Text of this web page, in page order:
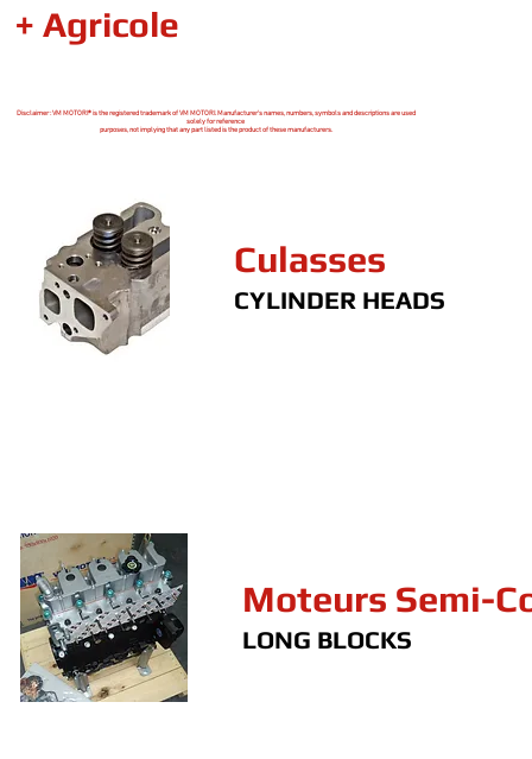
+ Agricole
Disclaimer : VM MOTORI® is the registered trademark of VM MOTORI. Manufacturer's names, numbers, symbols and descriptions are used
solely for reference
purposes, not implying that any part listed is the product of these manufacturers.
Culasses
CYLINDER HEADS
Moteurs Semi-
LONG BLOCKS